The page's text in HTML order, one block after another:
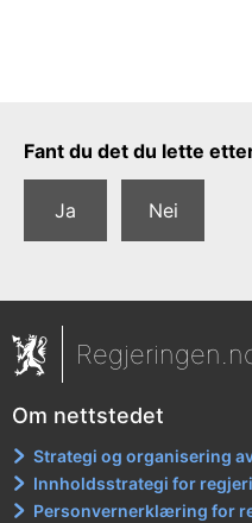
Tilbakemeldingsskjema
Fant du det du lette
Ja Nei
Om nettstedet
Strategi og organisering
Innholdsstrategi for
Personvernerklæring for